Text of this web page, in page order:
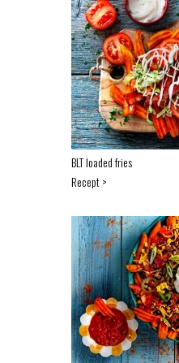
BLT loaded fries
Recept >